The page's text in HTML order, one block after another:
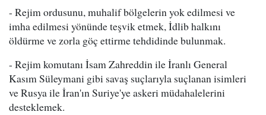
- Rejim ordusunu, muhalif bölgelerin yok edilmesi ve
imha edilmesi yönünde teşvik etmek, İdlib halkını
öldürme ve zorla göç ettirme tehdidinde bulunmak.
- Rejim komutanı İsam Zahreddin ile İranlı General
Kasım Süleymani gibi savaş suçlarıyla suçlanan isimleri
ve Rusya ile İran'ın Suriye'ye askeri müdahalelerini
desteklemek.